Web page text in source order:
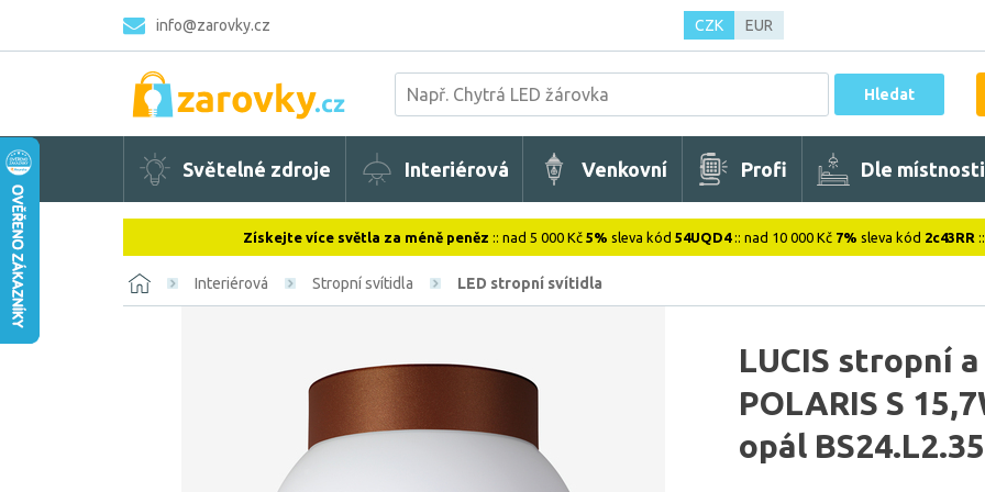
info@zarovky.cz CZK EUR
Hledat
Světelné zdroje Interiérová Venkovní Profi Dle místnosti
Získejte více světla za méně peněz :: nad 5 000 Kč 5% sleva kód 54UQD4:: nad 10 000 Kč 7% sleva kód 2c43RR
Interiérová Stropní svítidla LED stropní svítidla
LUCIS stropní
POLARIS S
opál